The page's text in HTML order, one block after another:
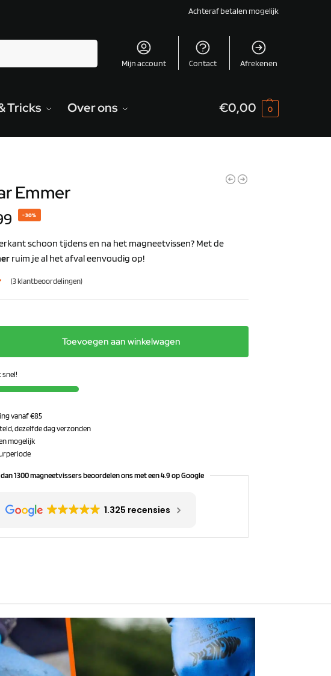
Achteraf betalen mogelijk
Mijn account Contact Afrekenen
Tricks Over ons €0,00 0
Emmer
-30%
schoon tijdens en na het magneetvissen? Met de
ruim je al het afval eenvoudig op!
(3klantbeoordelingen)
Toevoegen aan winkelwagen
snel!
vanaf €85
dezelfde dag verzonden
mogelijk
1300 magneetvissers beoordelen ons met een 4.9 op Google
1.325 recensies